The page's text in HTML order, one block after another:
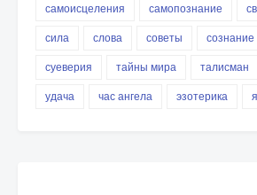
самоисцеления
самопознание
сила
слова советы сознание
суеверия
тайны мира талисман
удача
час ангела эзотерика